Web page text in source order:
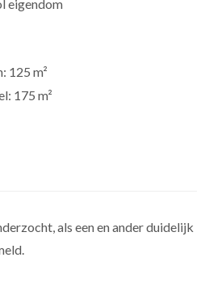
eigendom
125 m²
175 m²
als een en ander duidelijk